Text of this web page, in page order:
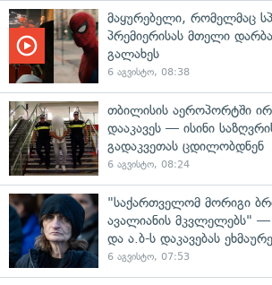
მაყურებელი, რომელმაც
პრემიერისას მთელი
გალახეს
6 აგვისტო, 08:38
თბილისის აეროპორტში
დააკავეს — ისინი
გადაკვეთას ცდილობდნენ
6 აგვისტო, 08:24
"საქართველომ მორიგი
ავალიანის მკვლელებს" —
და ა.ბ-ს დაკავებას
6 აგვისტო, 07:53